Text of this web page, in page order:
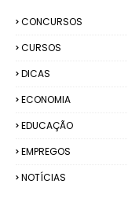
CONCURSOS
CURSOS
DICAS
ECONOMIA
EDUCAÇÃO
EMPREGOS
NOTÍCIAS